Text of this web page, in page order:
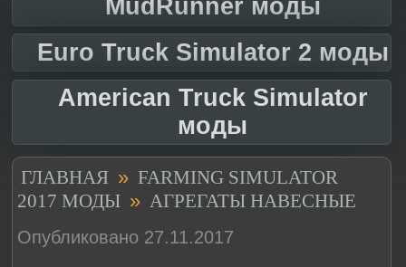
MudRunner моды
Euro Truck Simulator 2 моды
American Truck Simulator
моды
ГЛАВНАЯ » FARMING SIMULATOR
2017 МОДЫ » АГРЕГАТЫ НАВЕСНЫЕ
Опубликовано 27.11.2017